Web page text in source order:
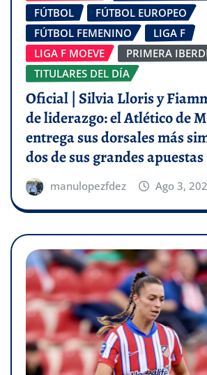
FÚTBOL
FÚTBOL EUROPEO
FÚTBOL FEMENINO
LIGA F
LIGA F MOEVE
PRIMERA
TITULARES DEL DÍA
Oficial | Silvia Lloris y
de liderazgo: el Atlético de
entrega sus dorsales más
dos de sus grandes apuestas
manulopezfdez Ago 3,